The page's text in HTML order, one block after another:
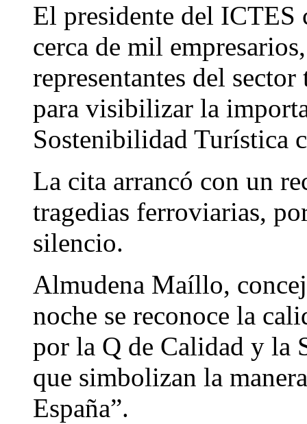
El presidente del ICTES
cerca de mil
representantes del
para visibilizar la
Sostenibilidad Turística
La cita arrancó con un
tragedias ferroviarias,
silencio.
Almudena Maíllo,
noche se reconoce la
por la Q de Calidad y la
que simbolizan la
España”.